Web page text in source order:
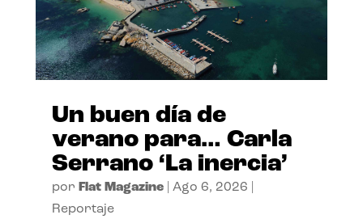
Un buen día de
verano para… Carla
Serrano ‘La inercia’
por Flat Magazine| Ago 6, 2026
Reportaje